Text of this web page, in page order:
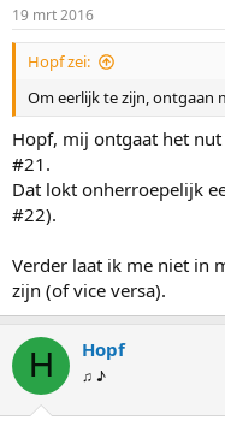
19 mrt 2016
Hopf zei:
Om eerlijk te zijn, ontgaan
Hopf, mij ontgaat het
#21.
Dat lokt onherroepelijk
#22).
Verder laat ik me niet in
zijn (of vice versa).
H Hopf
♫ ♪